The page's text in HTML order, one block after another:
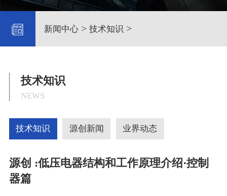
新闻中心> 技术知识 >
技术知识
NEWS
技术知识 源创新闻 业界动态
源创 :低压电器结构和工作原理介绍·控制
器篇